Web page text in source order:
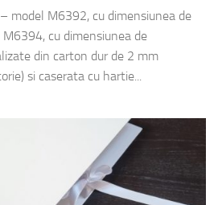
model M6392, cu dimensiunea de
cu dimensiunea de
din carton dur de 2 mm
si caserata cu hartie...